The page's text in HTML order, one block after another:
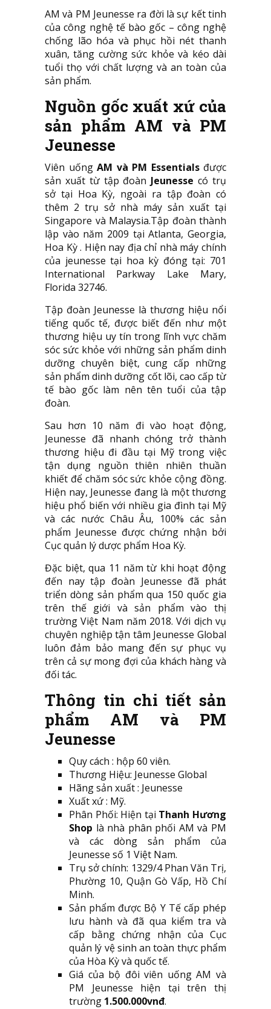
AM và PM Jeunesse ra đời là sự kết tinh
của công nghệ tế bào gốc – công nghệ
chống lão hóa và phục hồi nét thanh
xuân, tăng cường sức khỏe và kéo dài
tuổi thọ với chất lượng và an toàn của
sản phẩm.
Nguồn gốc xuất xứ của
sản phẩm AM và PM
Jeunesse
Viên uống AM và PM Essentialsđược
sản xuất từ tập đoànJeunesse có trụ
sở tại Hoa Kỳ, ngoài ra tập đoàn có
thêm 2 trụ sở nhà máy sản xuất tại
Singapore và Malaysia.Tập đoàn thành
lập vào năm 2009 tại Atlanta, Georgia,
Hoa Kỳ . Hiện nay địa chỉ nhà máy chính
của jeunesse tại hoa kỳ đóng tại: 701
International Parkway Lake Mary,
Florida 32746.
Tập đoàn Jeunesse là thương hiệu nổi
tiếng quốc tế, được biết đến như một
thương hiệu uy tín trong lĩnh vực chăm
sóc sức khỏe với những sản phẩm dinh
dưỡng chuyên biệt, cung cấp những
sản phẩm dinh dưỡng cốt lõi, cao cấp từ
tế bào gốc làm nên tên tuổi của tập
đoàn.
Sau hơn 10 năm đi vào hoạt động,
Jeunesse đã nhanh chóng trở thành
thương hiệu đi đầu tại Mỹ trong việc
tận dụng nguồn thiên nhiên thuần
khiết để chăm sóc sức khỏe cộng đồng.
Hiện nay, Jeunesse đang là một thương
hiệu phổ biến với nhiều gia đình tại Mỹ
và các nước Châu Âu, 100% các sản
phẩm Jeunesse được chứng nhận bởi
Cục quản lý dược phẩm Hoa Kỳ.
Đặc biệt, qua 11 năm từ khi hoạt động
đến nay tập đoàn Jeunesse đã phát
triển dòng sản phẩm qua 150 quốc gia
trên thế giới và sản phẩm vào thị
trường Việt Nam năm 2018. Với dịch vụ
chuyên nghiệp tận tâm Jeunesse Global
luôn đảm bảo mang đến sự phục vụ
trên cả sự mong đợi của khách hàng và
đối tác.
Thông tin chi tiết sản
phẩm AM và PM
Jeunesse
Quy cách : hộp 60 viên.
Thương Hiệu: Jeunesse Global
Hãng sản xuất : Jeunesse
Xuất xứ : Mỹ.
Phân Phối: Hiện tại Thanh Hương
Shop là nhà phân phối AM và PM
và các dòng sản phẩm của
Jeunesse số 1 Việt Nam.
Trụ sở chính: 1329/4 Phan Văn Trị,
Phường 10, Quận Gò Vấp, Hồ Chí
Minh.
Sản phẩm được Bộ Y Tế cấp phép
lưu hành và đã qua kiểm tra và
cấp bằng chứng nhận của Cục
quản lý vệ sinh an toàn thực phẩm
của Hòa Kỳ và quốc tế.
Giá của bộ đôi viên uống AM và
PM Jeunesse hiện tại trên thị
trường 1.500.000vnđ.